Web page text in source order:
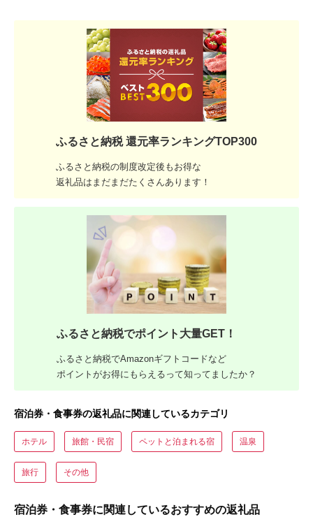
ふるさと納税 還元率ランキングTOP300
ふるさと納税の制度改定後もお得な
返礼品はまだまだたくさんあります！
ふるさと納税でポイント大量GET！
ふるさと納税でAmazonギフトコードなど
ポイントがお得にもらえるって知ってましたか？
宿泊券・食事券の返礼品に関連しているカテゴリ
ホテル 旅館・民宿 ペットと泊まれる宿 温泉
旅行 その他
宿泊券・食事券に関連しているおすすめの返礼品